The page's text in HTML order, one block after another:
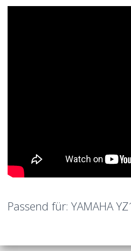
Passend für: YAMAHA